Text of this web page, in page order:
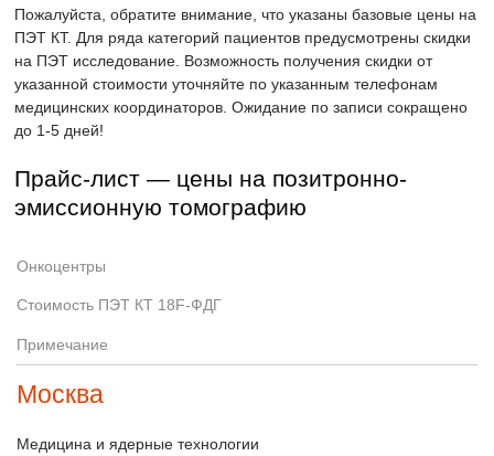
Пожалуйста, обратите внимание, что указаны базовые цены на
ПЭТ КТ. Для ряда категорий пациентов предусмотрены скидки
на ПЭТ исследование. Возможность получения скидки от
указанной стоимости уточняйте по указанным телефонам
медицинских координаторов. Ожидание по записи сокращено
до 1-5 дней!
Прайс-лист — цены на позитронно-
эмиссионную томографию
Онкоцентры
Стоимость ПЭТ КТ 18F-ФДГ
Примечание
Москва
Медицина и ядерные технологии